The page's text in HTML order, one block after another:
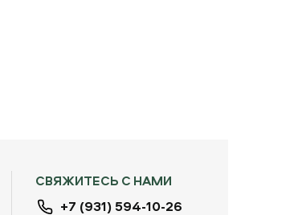
СВЯЖИТЕСЬ С НАМИ
+7 (931) 594-10-26